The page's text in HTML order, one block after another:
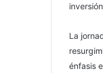
La
énfasis